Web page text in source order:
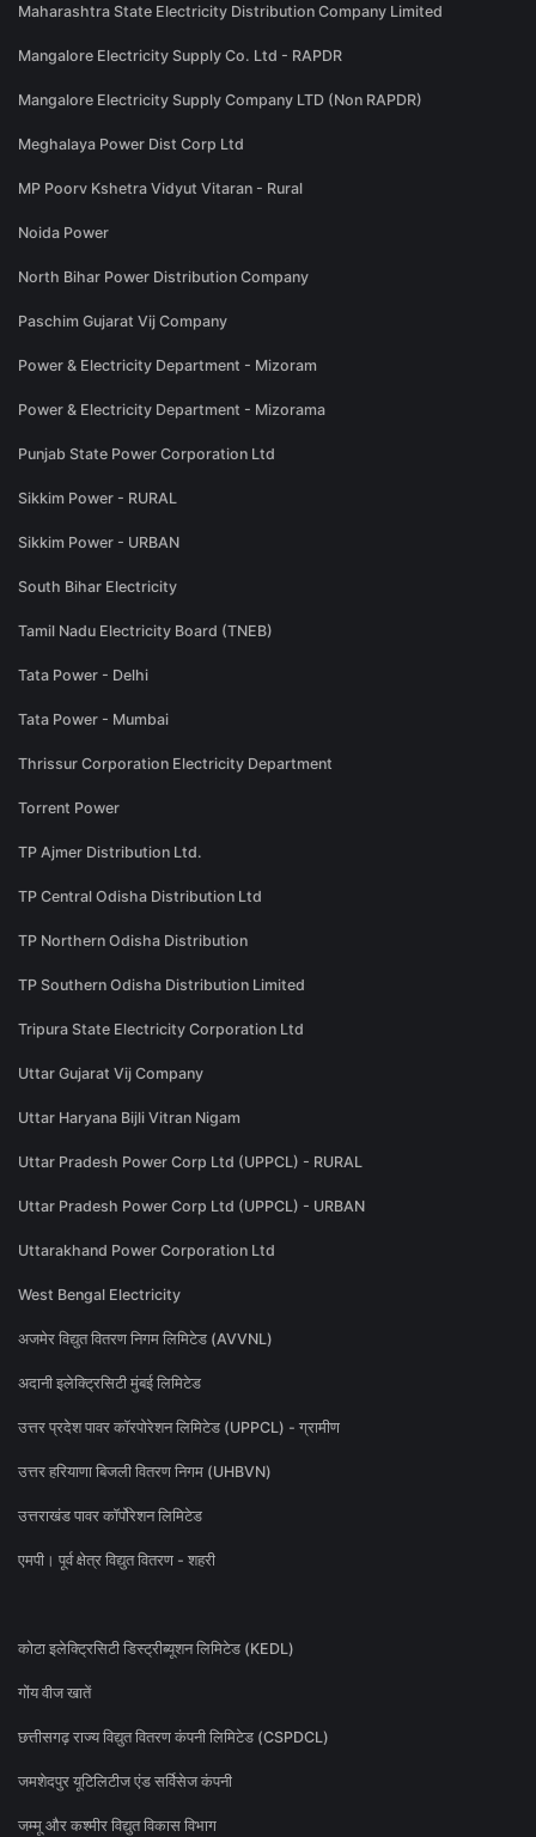
Maharashtra State Electricity Distribution Company Limited
Mangalore Electricity Supply Co. Ltd - RAPDR
Mangalore Electricity Supply Company LTD (Non RAPDR)
Meghalaya Power Dist Corp Ltd
MP Poorv Kshetra Vidyut Vitaran - Rural
Noida Power
North Bihar Power Distribution Company
Paschim Gujarat Vij Company
Power & Electricity Department - Mizoram
Power & Electricity Department - Mizorama
Punjab State Power Corporation Ltd
Sikkim Power - RURAL
Sikkim Power - URBAN
South Bihar Electricity
Tamil Nadu Electricity Board (TNEB)
Tata Power - Delhi
Tata Power - Mumbai
Thrissur Corporation Electricity Department
Torrent Power
TP Ajmer Distribution Ltd.
TP Central Odisha Distribution Ltd
TP Northern Odisha Distribution
TP Southern Odisha Distribution Limited
Tripura State Electricity Corporation Ltd
Uttar Gujarat Vij Company
Uttar Haryana Bijli Vitran Nigam
Uttar Pradesh Power Corp Ltd (UPPCL) - RURAL
Uttar Pradesh Power Corp Ltd (UPPCL) - URBAN
Uttarakhand Power Corporation Ltd
West Bengal Electricity
अजमेर विद्युत वितरण निगम लिमिटेड (AVVNL)
अदानी इलेक्ट्रिसिटी मुंबई लिमिटेड
उत्तर प्रदेश पावर कॉरपोरेशन लिमिटेड (UPPCL) - ग्रामीण
उत्तर हरियाणा बिजली वितरण निगम (UHBVN)
उत्तराखंड पावर कॉर्पोरेशन लिमिटेड
एमपी। पूर्व क्षेत्र विद्युत वितरण - शहरी
कोटा इलेक्ट्रिसिटी डिस्ट्रीब्यूशन लिमिटेड (KEDL)
गोंय वीज खातें
छत्तीसगढ़ राज्य विद्युत वितरण कंपनी लिमिटेड (CSPDCL)
जमशेदपुर यूटिलिटीज एंड सर्विसेज कंपनी
जम्मू और कश्मीर विद्युत विकास विभाग